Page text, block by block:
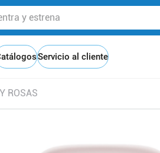
y estrena
Servicio al cliente
ROSAS